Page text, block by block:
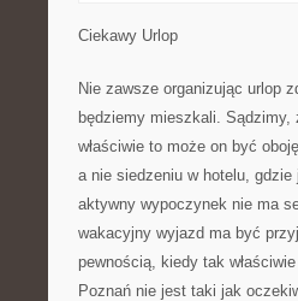
Ciekawy Urlop
Nie zawsze organizując urlop
będziemy mieszkali.
właściwie to może on być
a nie siedzeniu w hotelu,
aktywny wypoczynek nie ma
wakacyjny wyjazd ma być
pewnością, kiedy tak
Poznań nie jest taki jak